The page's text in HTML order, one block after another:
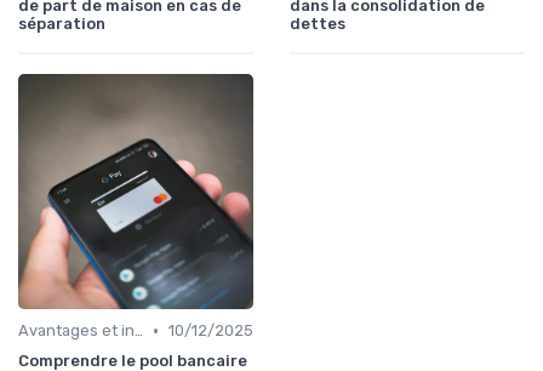
de part de maison en cas de
séparation
dans la consolidation de
dettes
Avantages et inconvénients • 10/12/2025
Comprendre le pool bancaire